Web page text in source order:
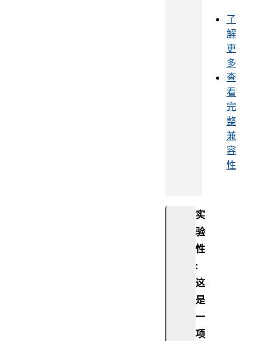
了
解
更
多
查
看
完
整
兼
容
性
实
验
性
:
这
是
一
项